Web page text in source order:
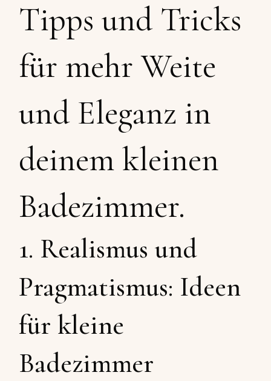
Tipps und Tricks
für mehr Weite
und Eleganz in
deinem kleinen
Badezimmer.
1. Realismus und
Pragmatismus: Ideen
für kleine
Badezimmer